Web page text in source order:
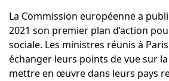
La Commission européenne a
2021 son premier plan d’action
sociale. Les ministres réunis à
échanger leurs points de vue sur
mettre en œuvre dans leurs pays